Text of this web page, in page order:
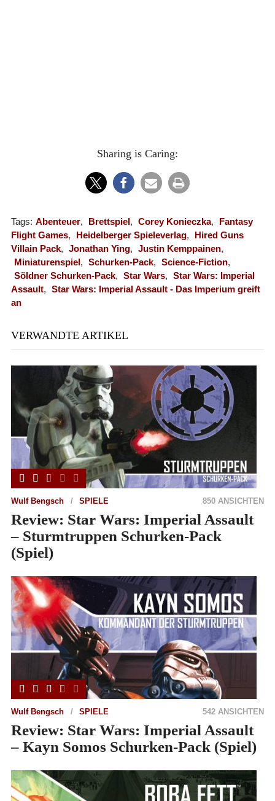
Sharing is Caring:
Tags: Abenteuer, Brettspiel, Corey Konieczka,
Fantasy
Flight Games, Heidelberger Spieleverlag,
Hired Guns
Villain Pack, Jonathan Ying, Justin Kemppainen,
Miniaturenspiel, Schurken-Pack, Science-Fiction,
Söldner Schurken-Pack, Star Wars, Star Wars: Imperial
Assault, Star Wars: Imperial Assault - Das Imperium greift
an
VERWANDTE ARTIKEL
Wulf Bengsch SPIELE 850 ANSICHTEN
Review: Star Wars: Imperial Assault
– Sturmtruppen Schurken-Pack
(Spiel)
Wulf Bengsch SPIELE 542 ANSICHTEN
Review: Star Wars: Imperial Assault
– Kayn Somos Schurken-Pack (Spiel)